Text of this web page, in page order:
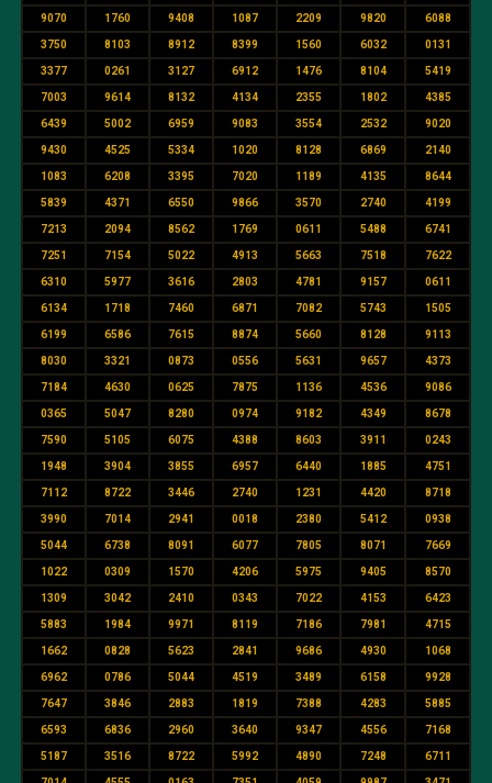
9070 1760 9408 1087 2209 9820 6088
3750 8103 8912 8399 1560 6032 0131
3377 0261 3127 6912 1476 8104 5419
7003 9614 8132 4134 2355 1802 4385
6439 5002 6959 9083 3554 2532 9020
9430 4525 5334 1020 8128 6869 2140
1083 6208 3395 7020 1189 4135 8644
5839 4371 6550 9866 3570 2740 4199
7213 2094 8562 1769 0611 5488 6741
7251 7154 5022 4913 5663 7518 7622
6310 5977 3616 2803 4781 9157 0611
6134 1718 7460 6871 7082 5743 1505
6199 6586 7615 8874 5660 8128 9113
8030 3321 0873 0556 5631 9657 4373
7184 4630 0625 7875 1136 4536 9086
0365 5047 8280 0974 9182 4349 8678
7590 5105 6075 4388 8603 3911 0243
1948 3904 3855 6957 6440 1885 4751
7112 8722 3446 2740 1231 4420 8718
3990 7014 2941 0018 2380 5412 0938
5044 6738 8091 6077 7805 8071 7669
1022 0309 1570 4206 5975 9405 8570
1309 3042 2410 0343 7022 4153 6423
5883 1984 9971 8119 7186 7981 4715
1662 0828 5623 2841 9686 4930 1068
6962 0786 5044 4519 3489 6158 9928
7647 3846 2883 1819 7388 4283 5885
6593 6836 2960 3640 9347 4556 7168
5187 3516 8722 5992 4890 7248 6711